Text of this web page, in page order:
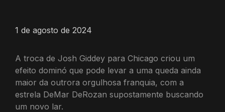
1 de agosto de 2024
A troca de Josh Giddey para Chicago criou um
efeito dominó que pode levar a uma queda ainda
maior da outrora orgulhosa franquia, com a
estrela DeMar DeRozan supostamente buscando
um novo lar.